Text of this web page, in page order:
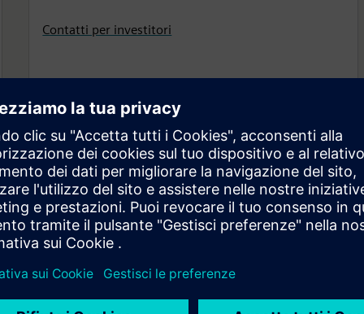
Contatti per investitori
Beni di consumo
Prodotti di consumo